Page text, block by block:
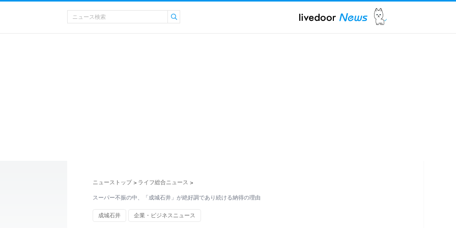
ニューストップ > ライフ総合ニュース >
スーパー不振の中、「成城石井」が絶好調であり続ける納得の理由
成城石井 企業・ビジネスニュース